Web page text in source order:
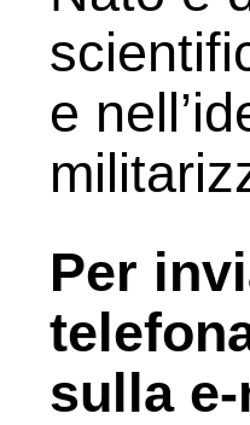
e
Per
sulla